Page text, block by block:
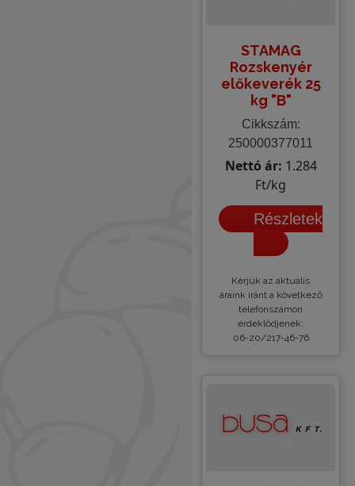
STAMAG
Rozskenyér
előkeverék 25
kg "B"
Cikkszám:
250000377011
Nettó ár: 1.284
Ft/kg
Részletek
Kèrjük az aktuális
áraink iránt a következő
telefonszámon
érdeklődjenek:
06-20/217-46-76